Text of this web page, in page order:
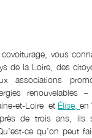
covoiturage, vous
de la Loire, des
associations
renouvelables –
et-Loire et Élise,en
de trois ans, ils
ce qu’on peut